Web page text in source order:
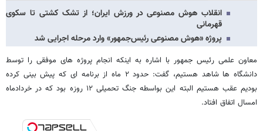
انقلاب هوش مصنوعی در ورزش ایران؛ از تشک کشتی تا سکوی
قهرمانی
پروژه «هوش مصنوعی رئیس‌جمهور» وارد مرحله اجرایی شد
معاون علمی رئیس جمهور با اشاره به اینکه انجام پروژه های موفقی را توسط
دانشگاه ها شاهد هستیم، گفت: حدود ۲ ماه از برنامه ای که پیش بینی کرده
بودیم عقب هستیم البته این بواسطه جنگ تحمیلی ۱۲ روزه بود که در خردادماه
امسال اتفاق افتاد.